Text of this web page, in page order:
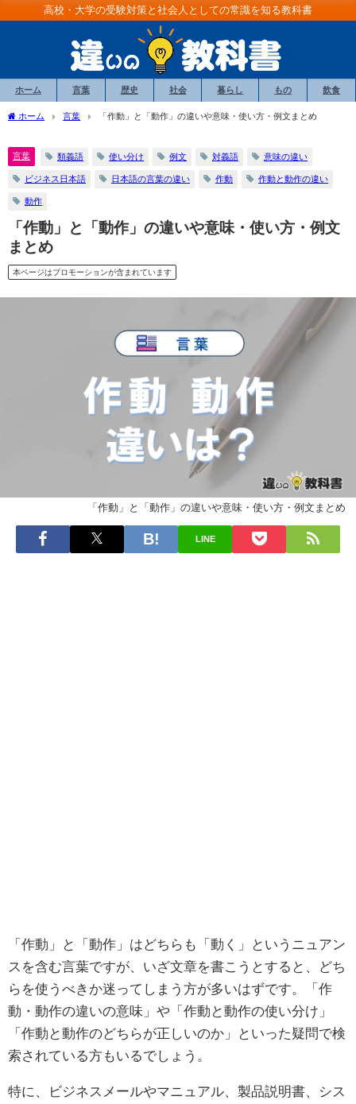
高校・大学の受験対策と社会人としての常識を知る教科書
ホーム 言葉 歴史 社会 暮らし もの 飲食
ホーム 言葉 「作動」と「動作」の違いや意味・使い方・例文まとめ
言葉 類義語 使い分け 例文 対義語 意味の違い
ビジネス日本語 日本語の言葉の違い 作動 作動と動作の違い
動作
「作動」と「動作」の違いや意味・使い方・例文
まとめ
本ページはプロモーションが含まれています
「作動」と「動作」の違いや意味・使い方・例文まとめ
LINE
「作動」と「動作」はどちらも「動く」というニュアン
スを含む言葉ですが、いざ文章を書こうとすると、どち
らを使うべきか迷ってしまう方が多いはずです。「作
動・動作の違いの意味」や「作動と動作の使い分け」
「作動と動作のどちらが正しいのか」といった疑問で検
索されている方もいるでしょう。
特に、ビジネスメールやマニュアル、製品説明書、シス